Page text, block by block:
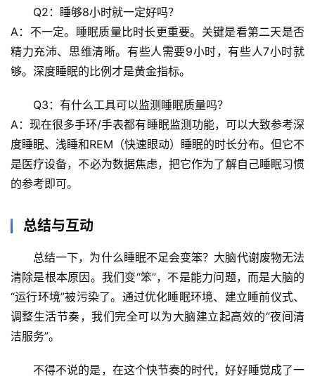
Q2：睡够8小时就一定好吗？
A：不一定。睡眠质量比时长更重要。关键是看第二天是否
精力充沛、思维清晰。有些人需要9小时，有些人7小时就
够。 深度睡眠的比例才是黄金指标。
Q3：有什么工具可以监测睡眠质量吗？
A：现在很多手环/手表都有睡眠监测功能，可以大致参考深
度睡眠、浅睡和REM（快速眼动）睡眠的时长分布。但它不
是医疗设备， 不必为数据焦虑，把它作为了解自己睡眠习惯
的参考即可。
总结与互动
总结一下， 为什么睡眠不足会变笨？大脑代谢废物无法
清除是根本原因。我们变“笨”，不是能力问题，而是大脑的
“运行环境”被污染了。通过优化睡眠环境、建立睡前仪式、
调整生活节奏，我们完全可以为大脑建立起高效的“夜间清
洁服务”。
不得不说的是 ，在这个快节奏的时代，好好睡觉成了一